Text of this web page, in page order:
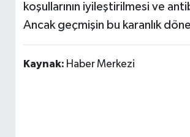
koşullarının iyileştirilmesi ve
Ancak geçmişin bu karanlık
Kaynak: Haber Merkezi